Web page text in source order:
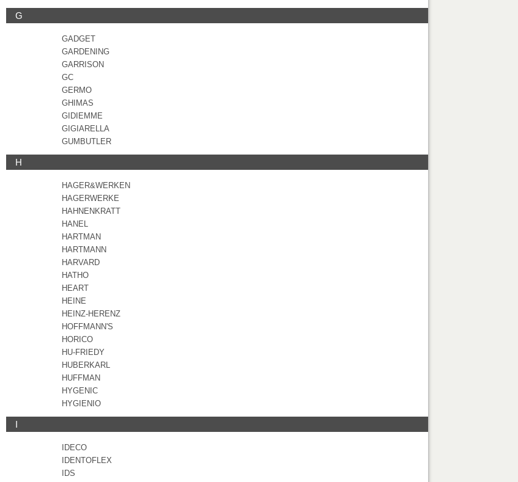
G
GADGET
GARDENING
GARRISON
GC
GERMO
GHIMAS
GIDIEMME
GIGIARELLA
GUMBUTLER
H
HAGER&WERKEN
HAGERWERKE
HAHNENKRATT
HANEL
HARTMAN
HARTMANN
HARVARD
HATHO
HEART
HEINE
HEINZ-HERENZ
HOFFMANN'S
HORICO
HU-FRIEDY
HUBERKARL
HUFFMAN
HYGENIC
HYGIENIO
I
IDECO
IDENTOFLEX
IDS